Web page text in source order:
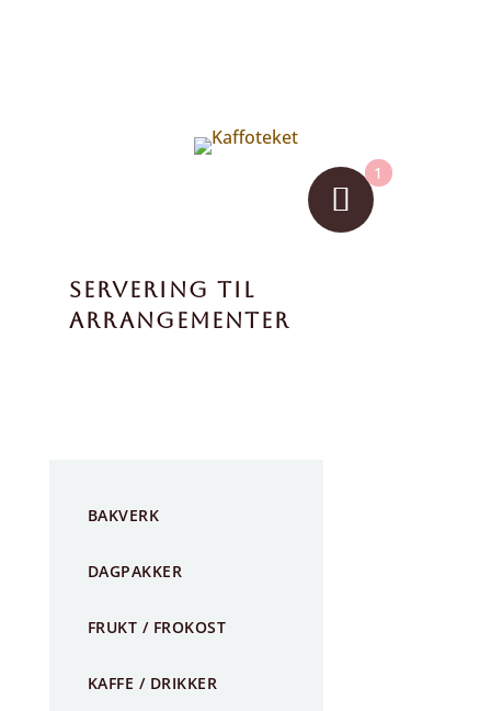
1
SERVERING TIL
ARRANGEMENTER
BAKVERK
DAGPAKKER
FRUKT / FROKOST
KAFFE / DRIKKER